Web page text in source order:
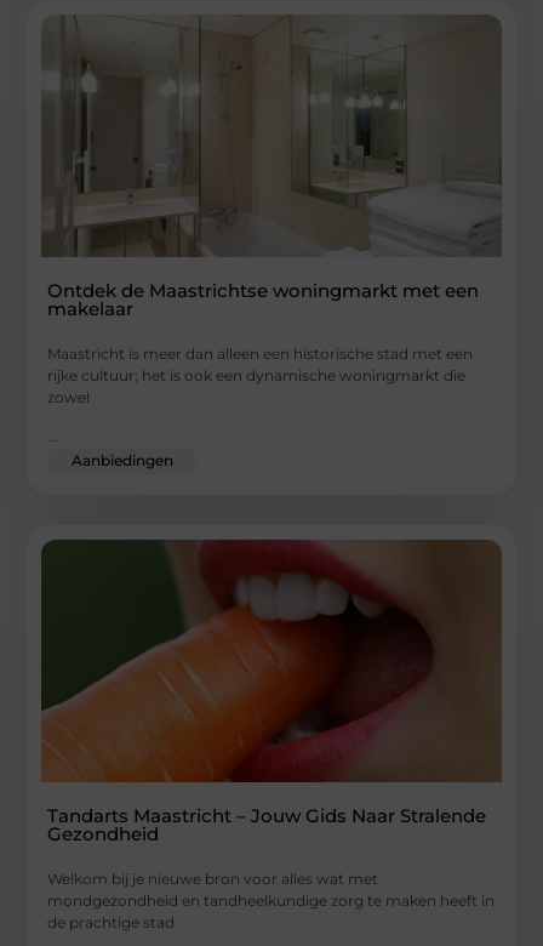
Ontdek de Maastrichtse woningmarkt met een
makelaar
Maastricht is meer dan alleen een historische stad met een
rijke cultuur; het is ook een dynamische woningmarkt die
zowel
...
Aanbiedingen
Tandarts Maastricht – Jouw Gids Naar Stralende
Gezondheid
Welkom bij je nieuwe bron voor alles wat met
mondgezondheid en tandheelkundige zorg te maken heeft in
de prachtige stad